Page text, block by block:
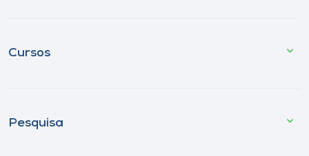
Cursos
Pesquisa